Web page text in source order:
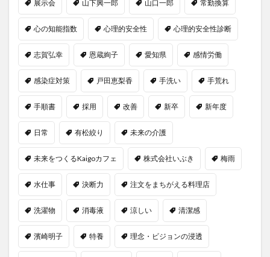
展示会 山下興一郎 山口一郎 常勤換算
心の知能指数 心理的安全性 心理的安全性診断
志賀弘幸 恩蔵絢子 愛知県 感情労働
感染症対策 戸田恵梨香 手洗い 手荒れ
手順書 採用 改善 新卒 新年度
日常 有松絞り 未来の介護
未来をつくるKaigoカフェ 株式会社いぶき 梅雨
水仕事 決断力 注文をまちがえる料理店
洗濯物 消毒液 涼しい 清潔感
濱崎明子 特養 理念・ビジョンの浸透